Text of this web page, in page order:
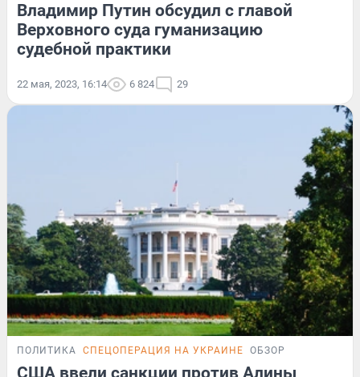
Владимир Путин обсудил с главой
Верховного суда гуманизацию
судебной практики
22 мая, 2023, 16:14 6 824 29
ПОЛИТИКА СПЕЦОПЕРАЦИЯ НА УКРАИНЕ ОБЗОР
США ввели санкции против Алины